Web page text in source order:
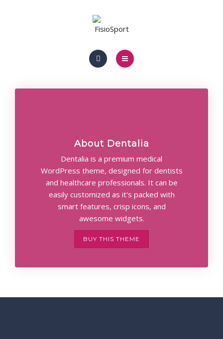
TRATAMIENTOS
About Dentalia
Dentalia is a premium medical
WordPress theme, designed for dentists
and healthcare professionals. It can be
easily customized as it's packed with
smart features, crisp icons, and
awesome widgets.
BUY THIS THEME